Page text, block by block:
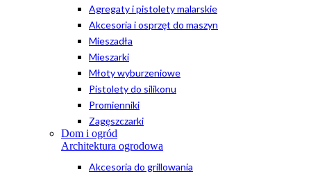
Agregaty i pistolety malarskie
Akcesoria i osprzęt do maszyn
Mieszadła
Mieszarki
Młoty wyburzeniowe
Pistolety do silikonu
Promienniki
Zagęszczarki
Dom i ogród
Architektura ogrodowa
Akcesoria do grillowania